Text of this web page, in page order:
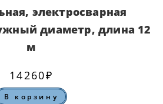
электросварная
диаметр, длина 12
м
14260₽
В корзину